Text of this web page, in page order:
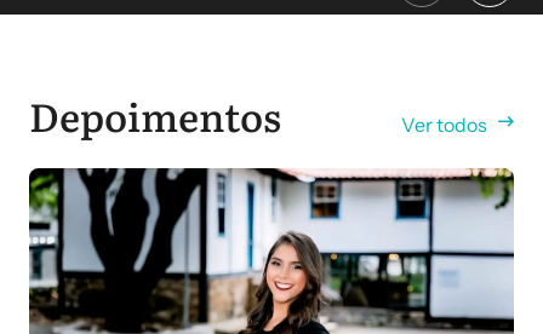
Depoimentos Ver todos